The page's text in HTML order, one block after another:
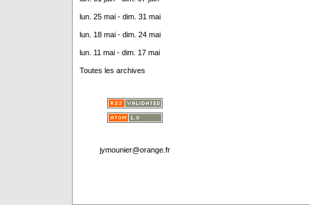
lun. 25 mai - dim. 31 mai
lun. 18 mai - dim. 24 mai
lun. 11 mai - dim. 17 mai
Toutes les archives
jymounier@orange.fr